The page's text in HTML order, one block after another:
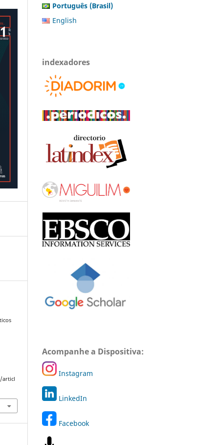
articl
Português (Brasil)
English
indexadores
Acompanhe a Dispositiva:
Instagram
LinkedIn
Facebook